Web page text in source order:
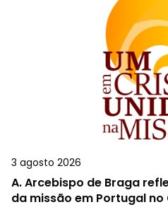
3 agosto 2026
A.Arcebispo de Braga
da missão em Portugal